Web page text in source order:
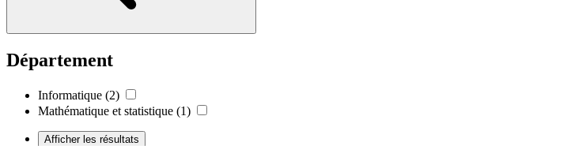
Département
Informatique (2)
Mathématique et statistique (1)
Afficher les résultats